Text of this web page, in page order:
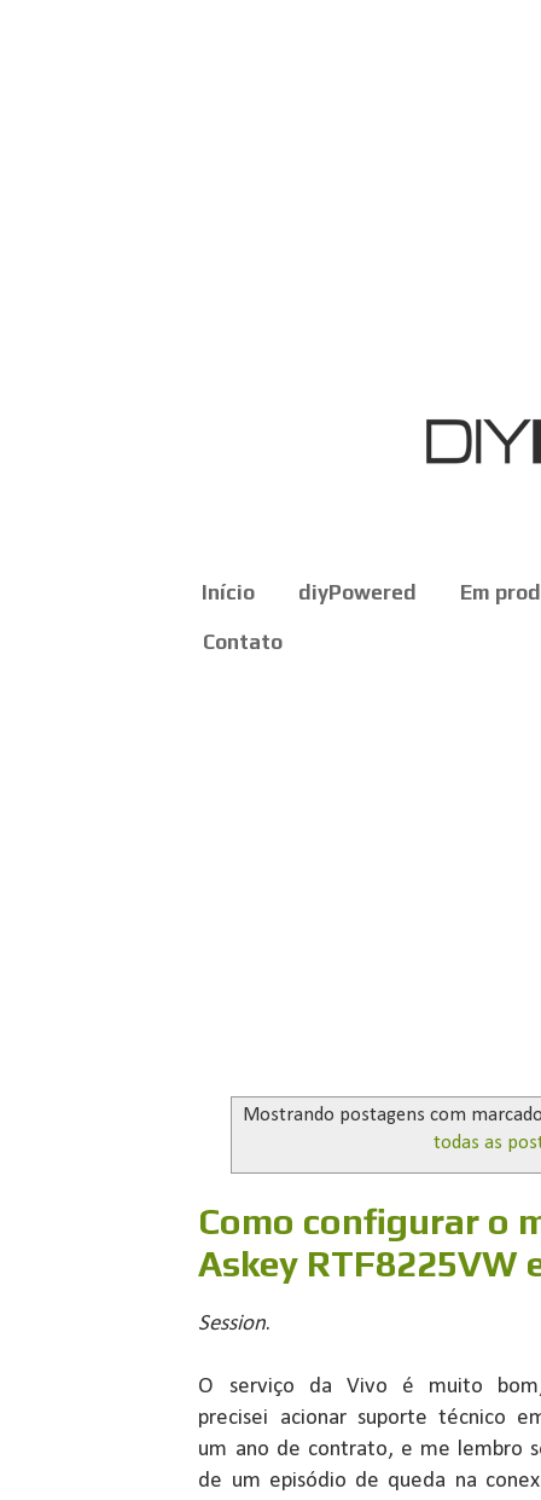
Início diyPowered Em
Contato
Mostrando postagens com
todas as
Como configurar o
Askey RTF8225VW
Session.
O serviço da Vivo é muito
precisei acionar suporte técnico
um ano de contrato, e me lembro
de um episódio de queda na